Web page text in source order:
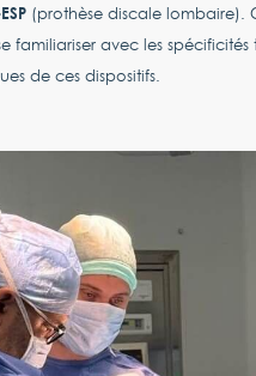
(prothèse discale lombaire).
familiariser avec les spécificités
de ces dispositifs.